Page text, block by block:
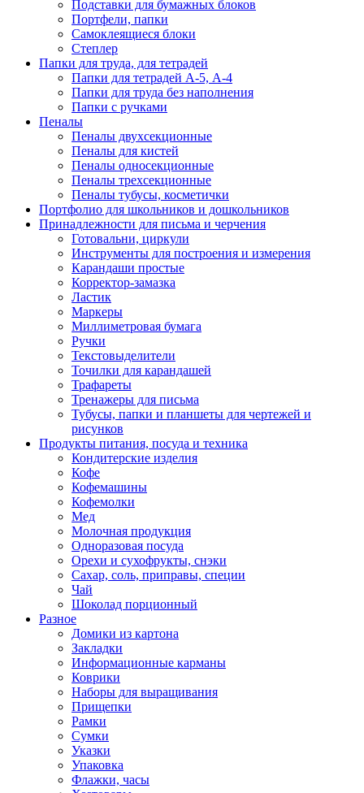
Подставки для бумажных блоков
Портфели, папки
Самоклеящиеся блоки
Степлер
Папки для труда, для тетрадей
Папки для тетрадей А-5, А-4
Папки для труда без наполнения
Папки с ручками
Пеналы
Пеналы двухсекционные
Пеналы для кистей
Пеналы односекционные
Пеналы трехсекционные
Пеналы тубусы, косметички
Портфолио для школьников и дошкольников
Принадлежности для письма и черчения
Готовальни, циркули
Инструменты для построения и измерения
Карандаши простые
Корректор-замазка
Ластик
Маркеры
Миллиметровая бумага
Ручки
Текстовыделители
Точилки для карандашей
Трафареты
Тренажеры для письма
Тубусы, папки и планшеты для чертежей и
рисунков
Продукты питания, посуда и техника
Кондитерские изделия
Кофе
Кофемашины
Кофемолки
Мед
Молочная продукция
Одноразовая посуда
Орехи и сухофрукты, снэки
Сахар, соль, приправы, специи
Чай
Шоколад порционный
Разное
Домики из картона
Закладки
Информационные карманы
Коврики
Наборы для выращивания
Прищепки
Рамки
Сумки
Указки
Упаковка
Флажки, часы